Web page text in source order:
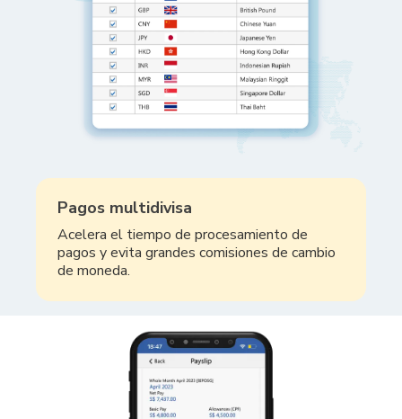
Pagos multidivisa
Acelera el tiempo de procesamiento de
pagos y evita grandes comisiones de cambio
de moneda.